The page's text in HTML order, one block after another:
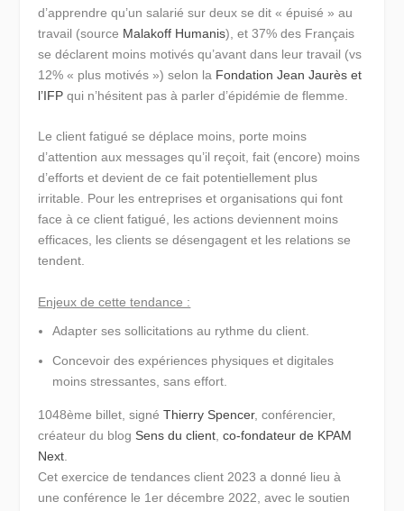
d’apprendre qu’un salarié sur deux se dit « épuisé »au
travail (source Malakoff Humanis), et 37% des Français
se déclarent moins motivés qu’avant dans leur travail (vs
12% « plus motivés ») selon la Fondation Jean Jaurès et
l’IFP qui n’hésitent pas à parler d’épidémie de flemme.
Le client fatigué se déplace moins, porte moins
d’attention aux messages qu’il reçoit, fait (encore) moins
d’efforts et devient de ce fait potentiellement plus
irritable. Pour les entreprises et organisations qui font
face à ce client fatigué, les actions deviennent moins
efficaces, les clients se désengagent et les relations se
tendent.
Enjeux de cette tendance :
Adapter ses sollicitations au rythme du client.
Concevoir des expériences physiques et digitales
moins stressantes, sans effort.
1048ème billet, signéThierry Spencer, conférencier,
créateur du blog Sens du client ,co-fondateur de KPAM
Next
Cet exercice de tendances client 2023 a donné lieu à
une conférence le 1er décembre 2022, avec le soutien